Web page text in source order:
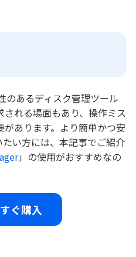
のあるディスク管理ツール
れる場面もあり、操作ミス
あります。より簡単かつ安
い方には、本記事でご紹介
」の使用がおすすめなの
ぐ購入